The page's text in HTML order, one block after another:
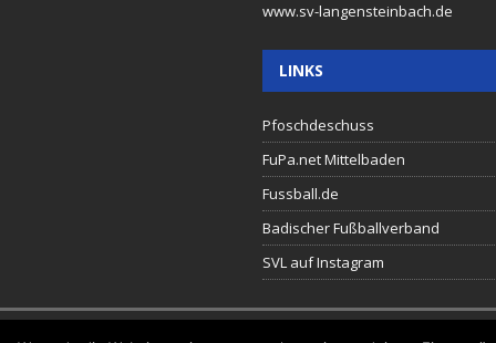
www.sv-langensteinbach.de
LINKS
Pfoschdeschuss
FuPa.net Mittelbaden
Fussball.de
Badischer Fußballverband
SVL auf Instagram